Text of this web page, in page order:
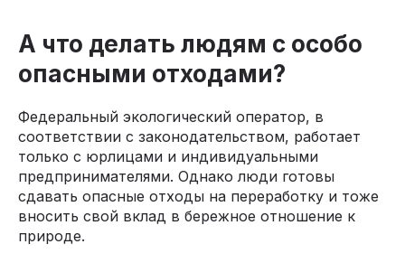
А что делать людям с особо
опасными отходами?
Федеральный экологический оператор, в
соответствии с законодательством, работает
только с юрлицами и индивидуальными
предпринимателями. Однако люди готовы
сдавать опасные отходы на переработку и тоже
вносить свой вклад в бережное отношение к
природе.